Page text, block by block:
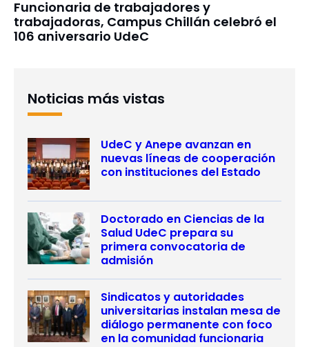
Funcionaria de trabajadores y
trabajadoras, Campus Chillán celebró el
106 aniversario UdeC
Noticias más vistas
UdeC y Anepe avanzan en
nuevas líneas de cooperación
con instituciones del Estado
Doctorado en Ciencias de la
Salud UdeC prepara su
primera convocatoria de
admisión
Sindicatos y autoridades
universitarias instalan mesa de
diálogo permanente con foco
en la comunidad funcionaria